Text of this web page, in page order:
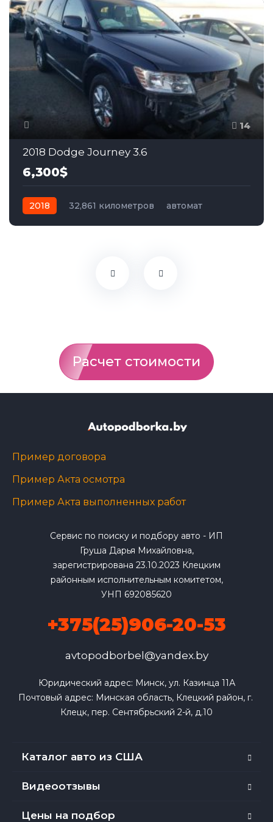
14
2018 Dodge Journey 3.6
6,300$
2018 32,861 километров
автомат
Расчет стоимости
Пример договора
Пример Акта осмотра
Пример Акта выполненных работ
Сервис по поиску и подбору авто - ИП
Груша Дарья Михайловна,
зарегистрирована 23.10.2023 Клецким
районным исполнительным комитетом,
УНП 692085620
+375(25)906-20-53
avtopodborbel@yandex.by
Юридический адрес: Минск, ул. Казинца 11А
Почтовый адрес: Минская область, Клецкий район, г.
Клецк, пер. Сентябрьский 2-й, д.10
Каталог авто из США
Видеоотзывы
Цены на подбор